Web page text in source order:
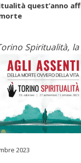
quest’anno
Spiritualità, la
ideata e
Circolo dei
dialoga sulla
della sua 19.
dedica cinque
assenti. Della
della vita»,
a riflettere sul
2023